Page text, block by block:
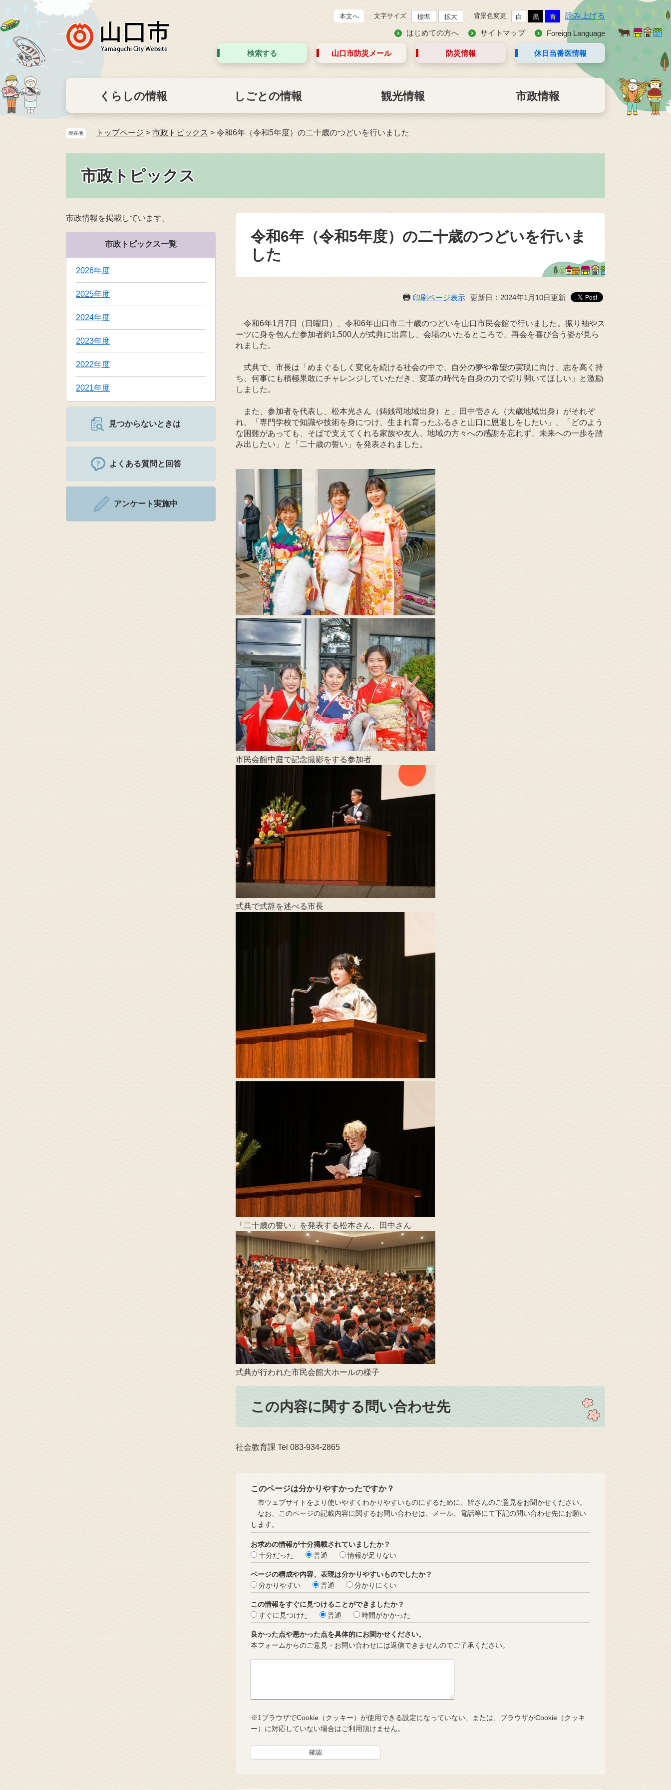
本文へ 文字サイズ 標準 拡大 背景色変更 白 黒 青 読み上げる
はじめての方へ サイトマップ Foreign Language
検索する 山口市防災 メール 防災情報 休日当番医情報
くらしの情報 しごとの情報 観光情報 市政情報
現在地 トップページ > 市政トピックス > 令和6年（令和5年度）の二十歳のつどいを行いました
市政トピックス
令和6年（令和5年度）の二十歳のつどいを行いま
した
印刷ページ表示 更新日：2024年1月10日更新
令和6年1月7日（日曜日）、令和6年山口市二十歳のつどいを山口市民会館で行いました。振り袖やス
ーツに身を包んだ参加者約1,500人が式典に出席し、会場のいたるところで、再会を喜び合う姿が見ら
れました。
式典で、市長は「めまぐるしく変化を続ける社会の中で、自分の夢や希望の実現に向け、志を高く持
ち、何事にも積極果敢にチャレンジしていただき、変革の時代を自身の力で切り開いてほしい」と激励
しました。
また、参加者を代表し、松本光さん（鋳銭司地域出身）と、田中壱さん（大歳地域出身）がそれぞ
れ、「専門学校で知識や技術を身につけ、生まれ育ったふるさと山口に恩返しをしたい」、「どのよう
な困難があっても、そばで支えてくれる家族や友人、地域の方々への感謝を忘れず、未来への一歩を踏
み出したい」と「二十歳の誓い」を発表されました。
市民会館中庭で記念撮影をする参加者
式典で式辞を述べる市長
「二十歳の誓い」を発表する松本さん、田中さん
式典が行われた市民会館大ホールの様子
この内容に関する問い合わせ先
社会教育課 Tel 083-934-2865
このページは分かりやすかったですか？
市ウェブサイトをより使いやすくわかりやすいものにするために、皆さんのご意見をお聞かせください。
なお、このページの記載内容に関するお問い合わせは、メール、電話等にて下記の問い合わせ先にお願い
します。
お求めの情報が十分掲載されていましたか？
十分だった
普通 情報が足りない
ページの構成や内容、表現は分かりやすいものでしたか？
分かりやすい
普通 分かりにくい
この情報をすぐに見つけることができましたか？
すぐに見つけた
普通 時間がかかった
良かった点や悪かった点を具体的にお聞かせください。
本フォームからのご意見・お問い合わせには返信できませんのでご了承ください。
※1ブラウザでCookie（クッキー）が使用できる設定になっていない、または、ブラウザがCookie（クッキ
ー）に対応していない場合はご利用頂けません。
市政情報を掲載しています。
市政トピックス一覧
2026年度
2025年度
2024年度
2023年度
2022年度
2021年度
見つからないときは
よくある質問と回答
アンケート実施中